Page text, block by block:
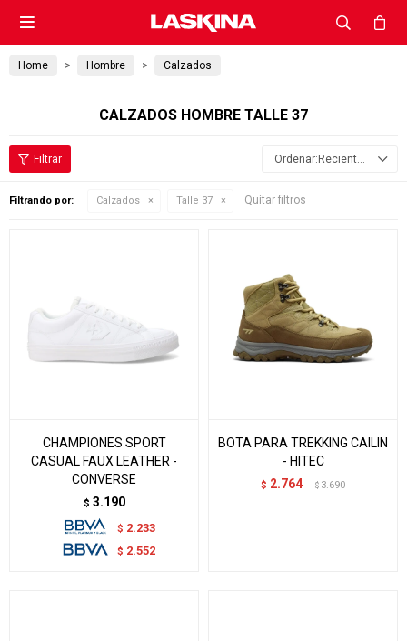

Home Hombre Calzados
CALZADOS HOMBRE TALLE 37
Recientes
Filtrando por: Calzados Talle 37 Quitar filtros
CHAMPIONES SPORT
CASUAL FAUX LEATHER -
CONVERSE
$ 3.190
$ 2.233
$ 2.552
BOTA PARA TREKKING CAILIN
- HITEC
$ 2.764 $ 3.690